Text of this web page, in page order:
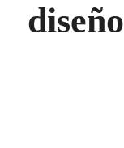
diseño